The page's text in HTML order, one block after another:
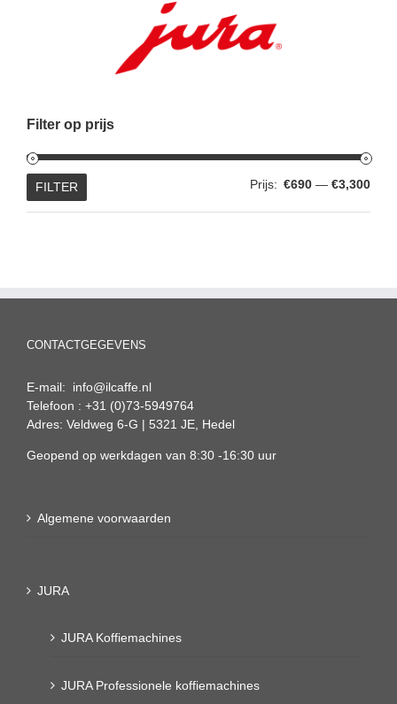
Filter op prijs
Min.
Max.
FILTER Prijs: €690 — €3,300
CONTACTGEGEVENS
E-mail: info@ilcaffe.nl
Telefoon : +31 (0)73-5949764
Adres: Veldweg 6-G | 5321 JE, Hedel
Geopend op werkdagen van 8:30 -16:30 uur
Algemene voorwaarden
JURA
JURA Koffiemachines
JURA Professionele koffiemachines